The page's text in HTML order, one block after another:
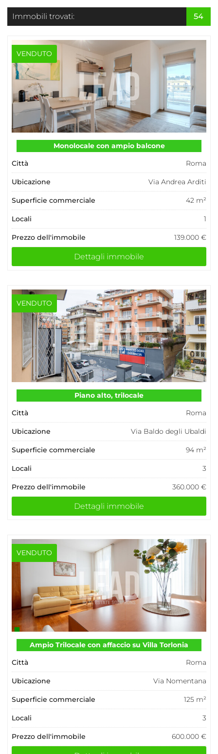
Immobili trovati: 54
VENDUTO
Monolocale con ampio balcone
Città
Roma
Ubicazione Via Andrea Arditi
Superficie commerciale 42 m²
Locali 1
Prezzo dell'immobile 139.000 €
Dettagli immobile
VENDUTO
Piano alto, trilocale
Città
Roma
Ubicazione Via Baldo degli Ubaldi
Superficie commerciale 94 m²
Locali 3
Prezzo dell'immobile 360.000 €
Dettagli immobile
VENDUTO
Ampio Trilocale con affaccio su Villa Torlonia
Città
Roma
Ubicazione Via Nomentana
Superficie commerciale 125 m²
Locali 3
Prezzo dell'immobile 600.000 €